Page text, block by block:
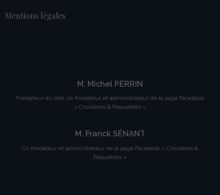
Mentions légales
M. Michel PERRIN
Fondateur du site, co-fondateur et administrateur de la page Facebook
« Croisières & Paquebots »
M. Franck SÉNANT
Co-fondateur et administrateur de la page Facebook « Croisières &
Paquebots »